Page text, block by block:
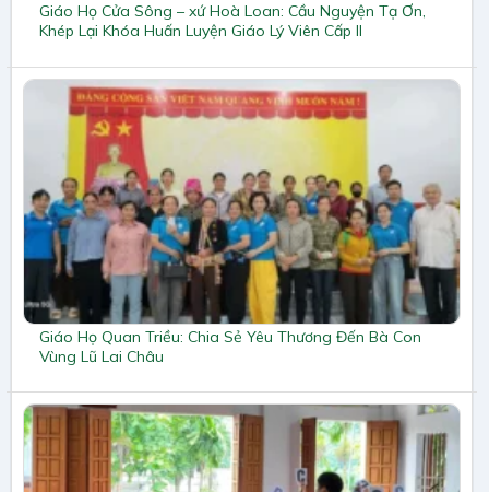
Giáo Họ Cửa Sông – xứ Hoà Loan: Cầu Nguyện Tạ Ơn,
Khép Lại Khóa Huấn Luyện Giáo Lý Viên Cấp II
Giáo Họ Quan Triều: Chia Sẻ Yêu Thương Đến Bà Con
Vùng Lũ Lai Châu